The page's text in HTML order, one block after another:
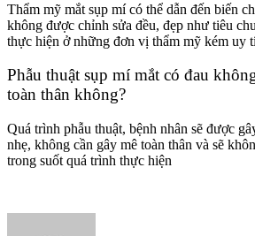
Thẩm mỹ mắt sụp mí có thể dẫn đến biến
không được chỉnh sửa đều, đẹp như tiêu
thực hiện ở những đơn vị thẩm mỹ kém uy
Phẫu thuật sụp mí mắt có đau
toàn thân không?
Quá trình phẫu thuật, bệnh nhân sẽ được
nhẹ, không cần gây mê toàn thân và sẽ
trong suốt quá trình thực hiện